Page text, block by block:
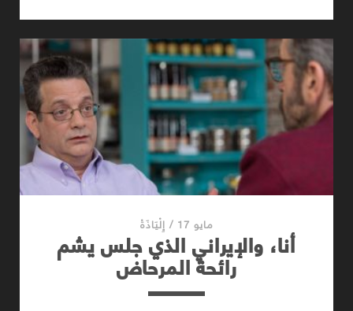
مايو 17 / إِلْيَاذَةْ
أنا، والإيراني الذي جلس يشم
رائحة المرحاض